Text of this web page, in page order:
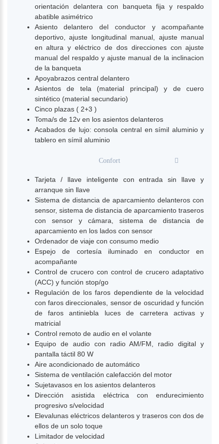
orientación delantera con banqueta fija y respaldo
abatible asimétrico
Asiento delantero del conductor y acompañante
deportivo, ajuste longitudinal manual, ajuste manual
en altura y eléctrico de dos direcciones con ajuste
manual del respaldo y ajuste manual de la inclinacion
de la banqueta
Apoyabrazos central delantero
Asientos de tela (material principal) y de cuero
sintético (material secundario)
Cinco plazas ( 2+3 )
Toma/s de 12v en los asientos delanteros
Acabados de lujo: consola central en símil aluminio y
tablero en símil aluminio
Confort
Tarjeta / llave inteligente con entrada sin llave y
arranque sin llave
Sistema de distancia de aparcamiento delanteros con
sensor, sistema de distancia de aparcamiento traseros
con sensor y cámara, sistema de distancia de
aparcamiento en los lados con sensor
Ordenador de viaje con consumo medio
Espejo de cortesía iluminado en conductor en
acompañante
Control de crucero con control de crucero adaptativo
(ACC) y función stop/go
Regulación de los faros dependiente de la velocidad
con faros direccionales, sensor de oscuridad y función
de faros antiniebla luces de carretera activas y
matricial
Control remoto de audio en el volante
Equipo de audio con radio AM/FM, radio digital y
pantalla táctil 80 W
Aire acondicionado de automático
Sistema de ventilación calefacción del motor
Sujetavasos en los asientos delanteros
Dirección asistida eléctrica con endurecimiento
progresivo s/velocidad
Elevalunas eléctricos delanteros y traseros con dos de
ellos de un solo toque
Limitador de velocidad